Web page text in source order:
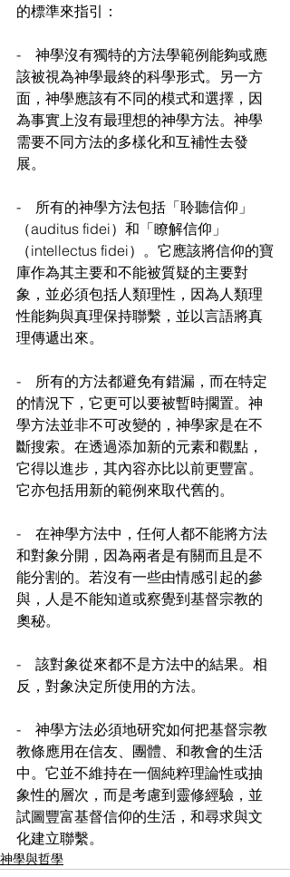
的標準來指引：
-　神學沒有獨特的方法學範例能夠或應
該被視為神學最終的科學形式。另一方
面，神學應該有不同的模式和選擇，因
為事實上沒有最理想的神學方法。神學
需要不同方法的多樣化和互補性去發
展。
-　所有的神學方法包括「聆聽信仰」
（auditus fidei）和「瞭解信仰」
（intellectus fidei）。它應該將信仰的寶
庫作為其主要和不能被質疑的主要對
象，並必須包括人類理性，因為人類理
性能夠與真理保持聯繫，並以言語將真
理傳遞出來。
-　所有的方法都避免有錯漏，而在特定
的情況下，它更可以要被暫時擱置。神
學方法並非不可改變的，神學家是在不
斷搜索。在透過添加新的元素和觀點，
它得以進步，其內容亦比以前更豐富。
它亦包括用新的範例來取代舊的。
-　在神學方法中，任何人都不能將方法
和對象分開，因為兩者是有關而且是不
能分割的。若沒有一些由情感引起的參
與，人是不能知道或察覺到基督宗教的
奧秘。
-　該對象從來都不是方法中的結果。相
反，對象決定所使用的方法。
-　神學方法必須地研究如何把基督宗教
教條應用在信友、團體、和教會的生活
中。它並不維持在一個純粹理論性或抽
象性的層次，而是考慮到靈修經驗，並
試圖豐富基督信仰的生活，和尋求與文
化建立聯繫。
神學與哲學